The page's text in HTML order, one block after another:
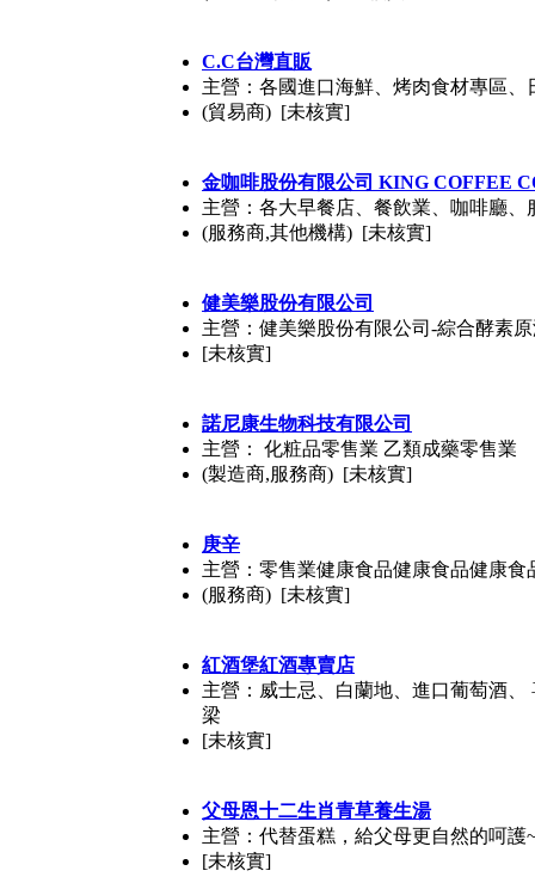
C.C台灣直販
主營：各國進口海鮮、烤肉食材專區、
(貿易商) [未核實]
金咖啡股份有限公司 KING COFFEE
主營：各大早餐店、餐飲業、咖啡廳
(服務商,其他機構) [未核實]
健美樂股份有限公司
主營：健美樂股份有限公司-綜合酵素
[未核實]
諾尼康生物科技有限公司
主營： 化粧品零售業 乙類成藥零售業
(製造商,服務商) [未核實]
庚辛
主營：零售業健康食品健康食品健康食
(服務商) [未核實]
紅酒堡紅酒專賣店
主營：威士忌、白蘭地、進口葡萄酒
梁
[未核實]
父母恩十二生肖青草養生湯
主營：代替蛋糕，給父母更自然的呵護
[未核實]